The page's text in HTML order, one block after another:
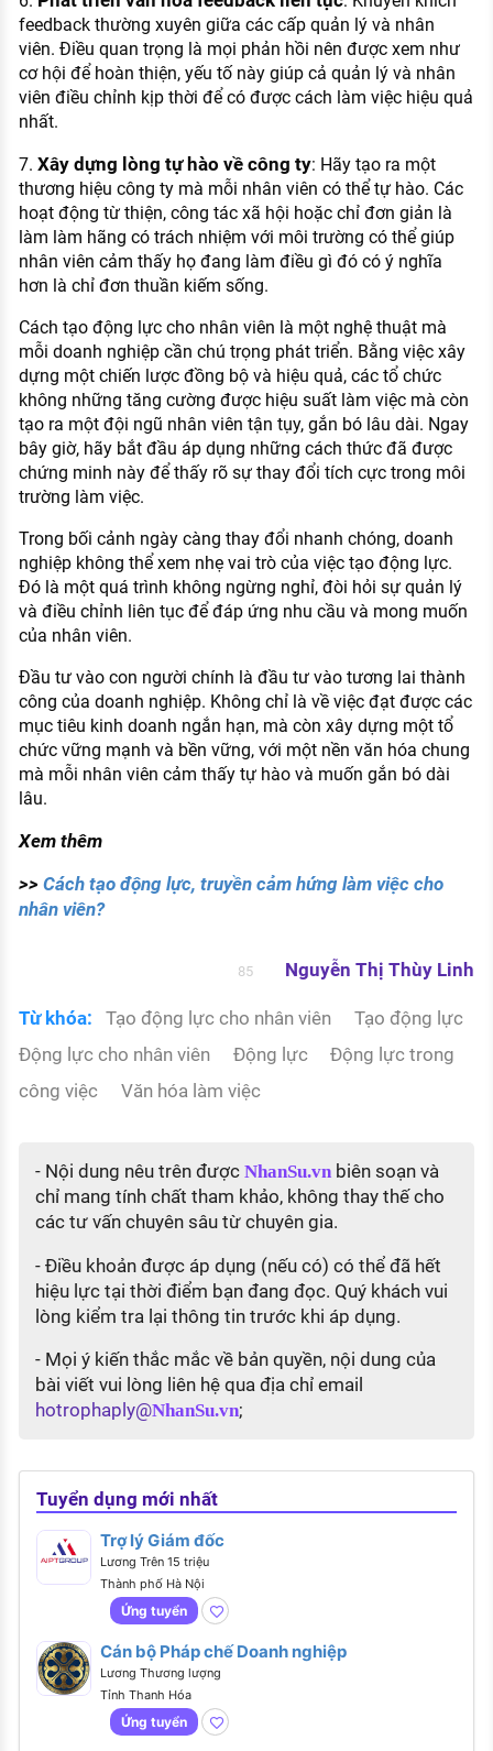
feedback thường xuyên giữa các cấp quản lý và nhân
viên. Điều quan trọng là mọi phản hồi nên được xem như
cơ hội để hoàn thiện, yếu tố này giúp cả quản lý và nhân
viên điều chỉnh kịp thời để có được cách làm việc hiệu quả
nhất.
7. Xây dựng lòng tự hào về công ty: Hãy tạo ra một
thương hiệu công ty mà mỗi nhân viên có thể tự hào. Các
hoạt động từ thiện, công tác xã hội hoặc chỉ đơn giản là
làm làm hãng có trách nhiệm với môi trường có thể giúp
nhân viên cảm thấy họ đang làm điều gì đó có ý nghĩa
hơn là chỉ đơn thuần kiếm sống.
Cách tạo động lực cho nhân viên là một nghệ thuật mà
mỗi doanh nghiệp cần chú trọng phát triển. Bằng việc xây
dựng một chiến lược đồng bộ và hiệu quả, các tổ chức
không những tăng cường được hiệu suất làm việc mà còn
tạo ra một đội ngũ nhân viên tận tụy, gắn bó lâu dài. Ngay
bây giờ, hãy bắt đầu áp dụng những cách thức đã được
chứng minh này để thấy rõ sự thay đổi tích cực trong môi
trường làm việc.
Trong bối cảnh ngày càng thay đổi nhanh chóng, doanh
nghiệp không thể xem nhẹ vai trò của việc tạo động lực.
Đó là một quá trình không ngừng nghỉ, đòi hỏi sự quản lý
và điều chỉnh liên tục để đáp ứng nhu cầu và mong muốn
của nhân viên.
Đầu tư vào con người chính là đầu tư vào tương lai thành
công của doanh nghiệp. Không chỉ là về việc đạt được các
mục tiêu kinh doanh ngắn hạn, mà còn xây dựng một tổ
chức vững mạnh và bền vững, với một nền văn hóa chung
mà mỗi nhân viên cảm thấy tự hào và muốn gắn bó dài
lâu.
Xem thêm
>> Cách tạo động lực, truyền cảm hứng làm việc cho
nhân viên?
85 Nguyễn Thị Thùy Linh
Từ khóa: Tạo động lực cho nhân viên
Tạo động lực
Động lực cho nhân viên
Động lực
Động lực trong
công việc
Văn hóa làm việc
- Nội dung nêu trên được NhanSu.vnbiên soạn và
chỉ mang tính chất tham khảo, không thay thế cho
các tư vấn chuyên sâu từ chuyên gia.
- Điều khoản được áp dụng (nếu có) có thể đã hết
hiệu lực tại thời điểm bạn đang đọc. Quý khách vui
lòng kiểm tra lại thông tin trước khi áp dụng.
- Mọi ý kiến thắc mắc về bản quyền, nội dung của
bài viết vui lòng liên hệ qua địa chỉ email
hotrophaply@NhanSu.vn;
Tuyển dụng mới nhất
Trợ lý Giám đốc
Lương Trên 15 triệu
Thành phố Hà Nội
Ứng tuyển
Cán bộ Pháp chế Doanh nghiệp
Lương Thương lượng
Tỉnh Thanh Hóa
Ứng tuyển